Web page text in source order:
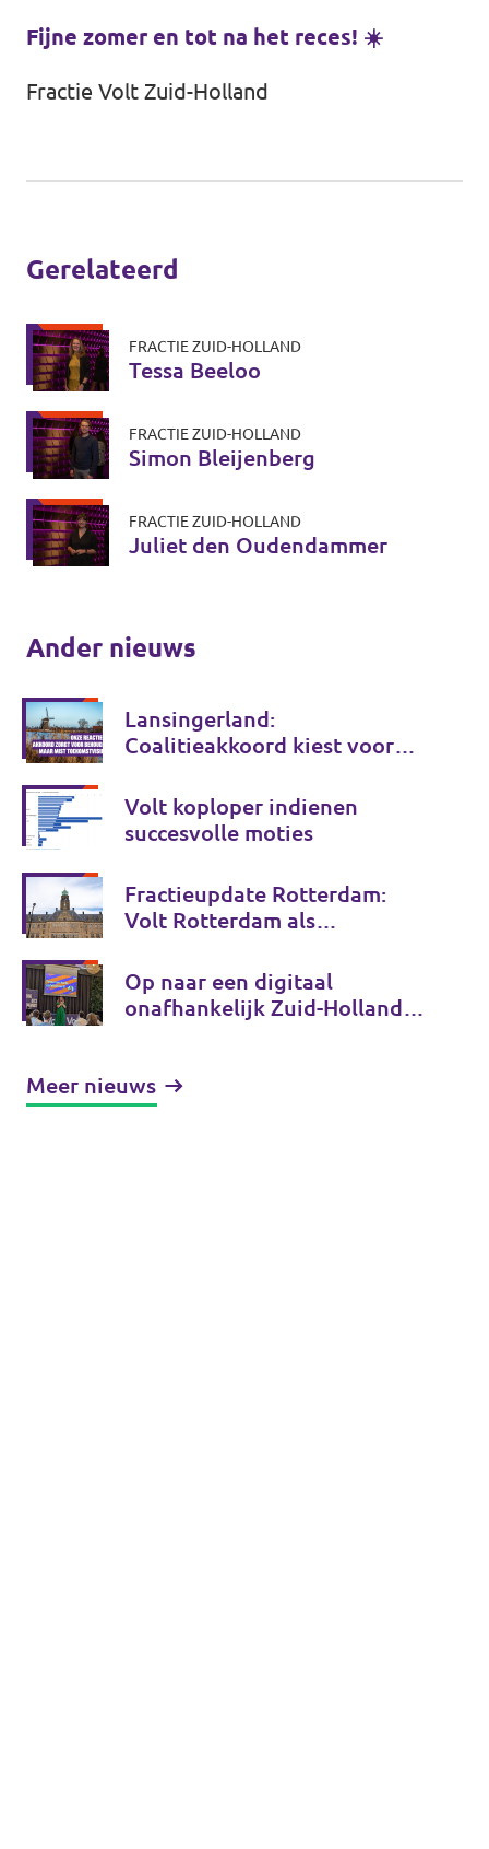
Fijne zomer en tot na het reces! ☀️
Fractie Volt Zuid-Holland
Gerelateerd
FRACTIE ZUID-HOLLAND
Tessa Beeloo
FRACTIE ZUID-HOLLAND
Simon Bleijenberg
FRACTIE ZUID-HOLLAND
Juliet den Oudendammer
Ander nieuws
Lansingerland:
Coalitieakkoord kiest voor
voor de toekomst
Volt koploper indienen
succesvolle moties
Fractieupdate Rotterdam:
Volt Rotterdam als
Op naar een digitaal
onafhankelijk Zuid-Holland
Zuid-Holland
Meer nieuws